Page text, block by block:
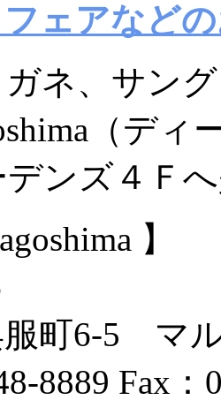
ェアなど
ネ、サン
（ディ
ンズ４Ｆ
】
服町6-5 マ
8889 Fax：